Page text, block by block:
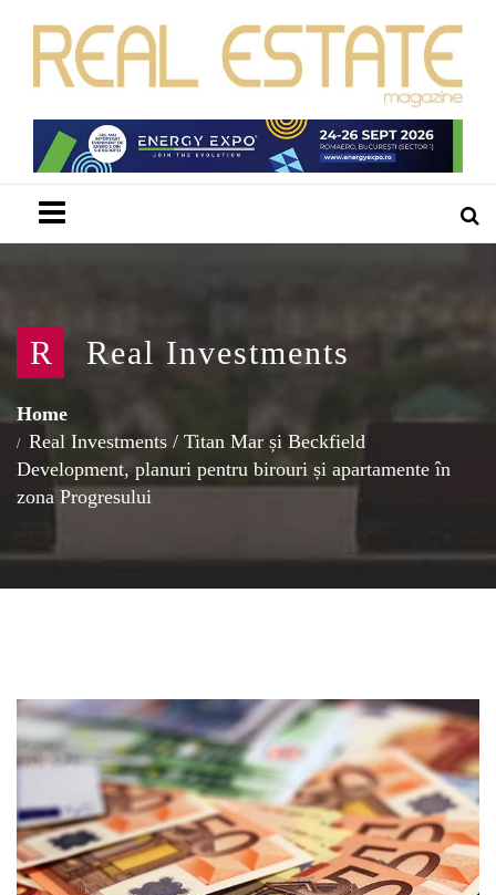
R Real Investments
Home
Real Investments / Titan Mar și Beckfield
Development, planuri pentru birouri și apartamente în
zona Progresului